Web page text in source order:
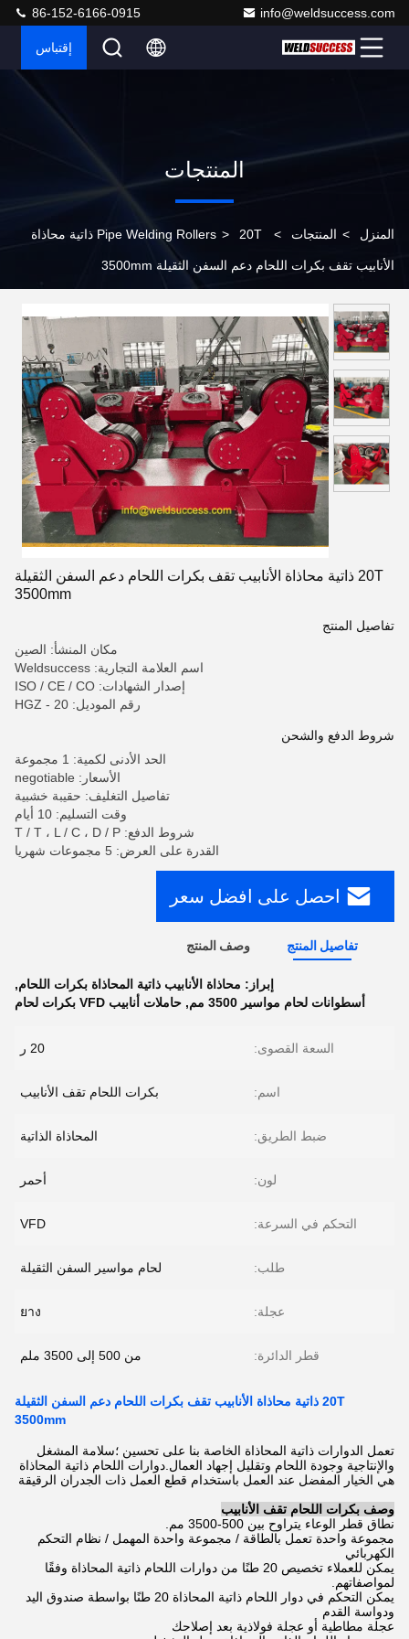
info@weldsuccess.com
86-152-6166-0915
إقتباس
المنتجات
المنزل > المنتجات >
Pipe Welding Rollers > 20T ذاتية محاذاة
الأنابيب تقف بكرات اللحام دعم السفن الثقيلة 3500mm
20T ذاتية محاذاة الأنابيب تقف بكرات اللحام دعم السفن الثقيلة
3500mm
تفاصيل المنتج
مكان المنشأ: الصين
اسم العلامة التجارية: Weldsuccess
إصدار الشهادات: ISO / CE / CO
رقم الموديل: HGZ - 20
شروط الدفع والشحن
الحد الأدنى لكمية: 1 مجموعة
الأسعار: negotiable
تفاصيل التغليف: حقيبة خشبية
وقت التسليم: 10 أيام
شروط الدفع: T / T ، L / C ، D / P
القدرة على العرض: 5 مجموعات شهريا
احصل على افضل سعر
تفاصيل المنتج وصف المنتج
إبراز: محاذاة الأنابيب ذاتية المحاذاة بكرات اللحام,
أسطوانات لحام مواسير 3500 مم
, حاملات أنابيب VFD بكرات لحام
السعة القصوى: 20 ر
اسم: بكرات اللحام تقف الأنابيب
ضبط الطريق: المحاذاة الذاتية
لون: أحمر
التحكم في السرعة: VFD
طلب: لحام مواسير السفن الثقيلة
عجلة: ยาง
قطر الدائرة: من 500 إلى 3500 ملم
20T ذاتية محاذاة الأنابيب تقف بكرات اللحام دعم السفن الثقيلة
3500mm
تعمل الدوارات ذاتية المحاذاة الخاصة بنا على تحسين ؛سلامة المشغل
والإنتاجية وجودة اللحام وتقليل إجهاد العمال.دوارات اللحام ذاتية المحاذاة
هي الخيار المفضل عند العمل باستخدام قطع العمل ذات الجدران الرقيقة
وصف بكرات اللحام تقف الأنابيب
نطاق قطر الوعاء يتراوح بين 500-3500 مم.
مجموعة واحدة تعمل بالطاقة / مجموعة واحدة المهمل / نظام التحكم
الكهربائي
يمكن للعملاء تخصيص 20 طنًا من دوارات اللحام ذاتية المحاذاة وفقًا
لمواصفاتهم.
يمكن التحكم في دوار اللحام ذاتية المحاذاة 20 طنًا بواسطة صندوق اليد
ودواسة القدم
عجلة مطاطية أو عجلة فولاذية بعد إصلاحك